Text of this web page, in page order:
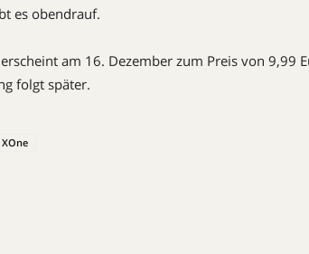
es obendrauf.
erscheint am 16. Dezember zum Preis von 9,99
folgt später.
XOne